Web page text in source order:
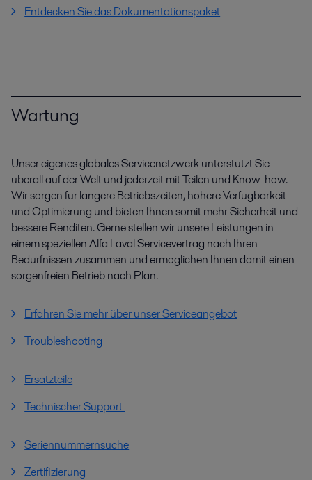
Entdecken Sie das Dokumentationspaket
Wartung
Unser eigenes globales Servicenetzwerk unterstützt Sie
überall auf der Welt und jederzeit mit Teilen und Know-how.
Wir sorgen für längere Betriebszeiten, höhere Verfügbarkeit
und Optimierung und bieten Ihnen somit mehr Sicherheit und
bessere Renditen. Gerne stellen wir unsere Leistungen in
einem speziellen Alfa Laval Servicevertrag nach Ihren
Bedürfnissen zusammen und ermöglichen Ihnen damit einen
sorgenfreien Betrieb nach Plan.
Erfahren Sie mehr über unser Serviceangebot
Troubleshooting
Ersatzteile
Technischer Support
Seriennummernsuche
Zertifizierung